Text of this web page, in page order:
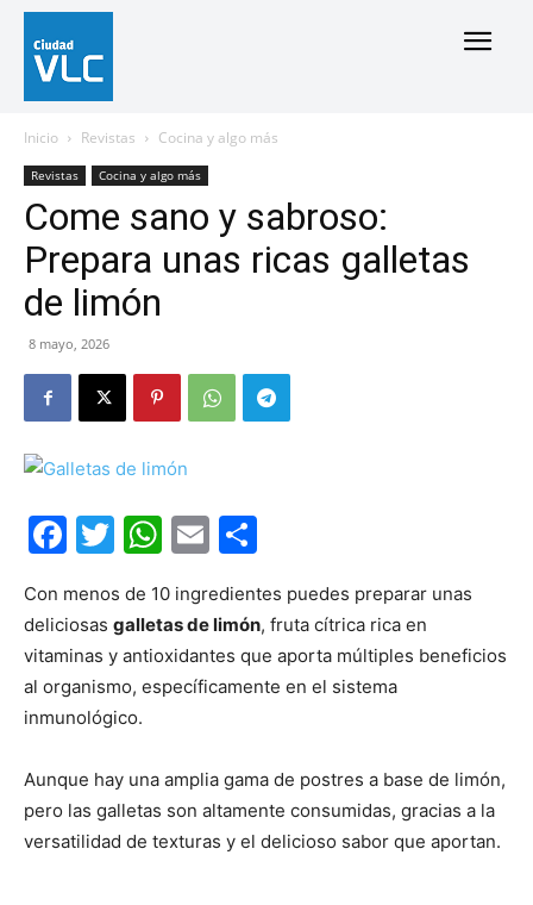
Inicio Revistas Cocina y algo más
Revistas Cocina y algo más
Come sano y sabroso:
Prepara unas ricas galletas
de limón
8 mayo, 2026
Facebook
Twitter
WhatsApp
Email
Con menos de 10 ingredientes puedes preparar unas
deliciosas galletas de limón, fruta cítrica rica en
vitaminas y antioxidantes que aporta múltiples beneficios
al organismo, específicamente en el sistema
inmunológico.
Aunque hay una amplia gama de postres a base de limón,
pero las galletas son altamente consumidas, gracias a la
versatilidad de texturas y el delicioso sabor que aportan.